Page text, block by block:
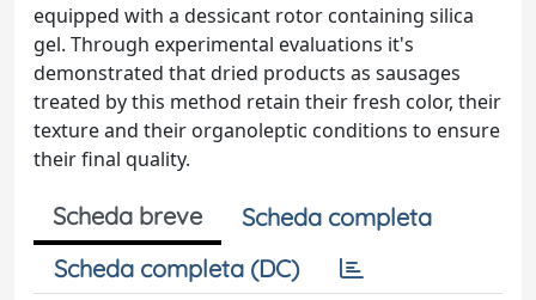
equipped with a dessicant rotor containing silica
gel. Through experimental evaluations it's
demonstrated that dried products as sausages
treated by this method retain their fresh color, their
texture and their organoleptic conditions to ensure
their final quality.
Scheda breve
Scheda completa
Scheda completa (DC)